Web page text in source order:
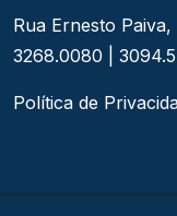
Rua Ernesto Paiva,
3268.0080 |
Política de